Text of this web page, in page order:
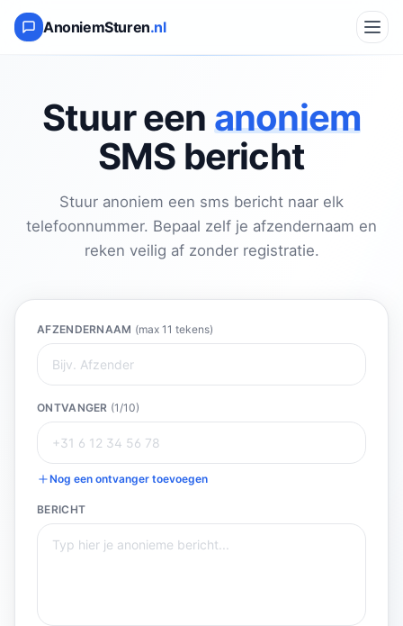
AnoniemSturen.nl
Stuur een anoniem
SMS bericht
Stuur anoniem een sms bericht naar elk
telefoonnummer. Bepaal zelf je afzendernaam en
reken veilig af zonder registratie.
AFZENDERNAAM (max 11 tekens)
ONTVANGER (1/10)
Nog een ontvanger toevoegen
BERICHT